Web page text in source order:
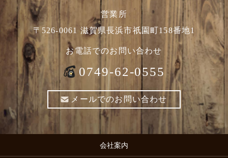
営業所
〒526-0061 滋賀県長浜市祇園町158番地1
お電話でのお問い合わせ
0749-62-0555
メールでのお問い合わせ
会社案内